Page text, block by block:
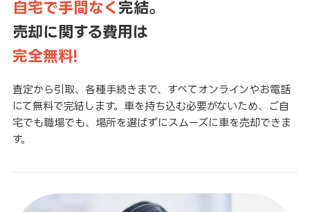
自宅で手間なく 完結。
売却に関する費用は
完全無料!
査定から引取、各種手続きまで、すべてオンラインやお電話
にて無料で完結します。車を持ち込む必要がないため、ご自
宅でも職場でも、場所を選ばずにスムーズに車を売却できま
す。